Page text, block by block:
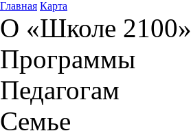
Главная Карта
О «Школе 2100»
Программы
Педагогам
Семье